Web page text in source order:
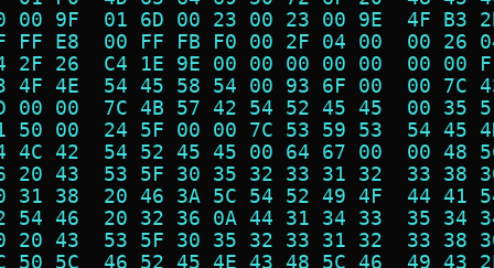
00 9F  01 6D 00 23 00 23 00 9E  4F
FF E8  00 FF FB F0 00 2F 04 00  00
2F 26  C4 1E 9E 00 00 00 00 00  00
4F 4E  54 45 58 54 00 93 6F 00  00
00 00  7C 4B 57 42 54 52 45 45  00
50 00  24 5F 00 00 7C 53 59 53  54
4C 42  54 52 45 45 00 64 67 00  00
20 43  53 5F 30 35 32 33 31 32  33
31 38  20 46 3A 5C 54 52 49 4F  44
54 46  20 32 36 0A 44 31 34 33  35
20 43  53 5F 30 35 32 33 31 32  33
50 5C  46 52 45 4E 43 48 5C 46  49